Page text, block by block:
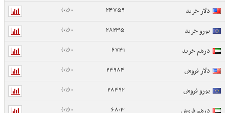
دلار خرید
24759
0 (0%)
یورو خرید 28235
0 (0%)
درهم خرید 6741
0 (0%)
دلار فروش 24984
0 (0%)
یورو فروش 28492
0 (0%)
6803
0 (0%)